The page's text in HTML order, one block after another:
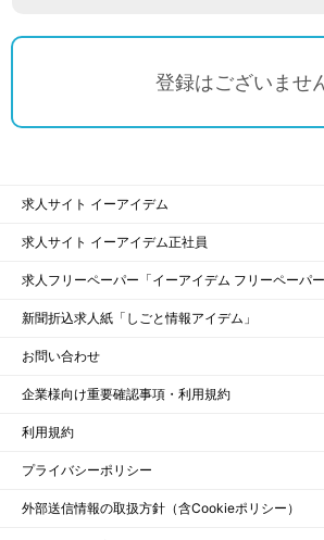
登録はございませ
求人サイト イーアイデム
求人サイト イーアイデム正社員
求人フリーペーパー「イーアイデム フリーペーパー
新聞折込求人紙「しごと情報アイデム」
お問い合わせ
企業様向け重要確認事項・利用規約
利用規約
プライバシーポリシー
外部送信情報の取扱方針（含Cookieポリシー）